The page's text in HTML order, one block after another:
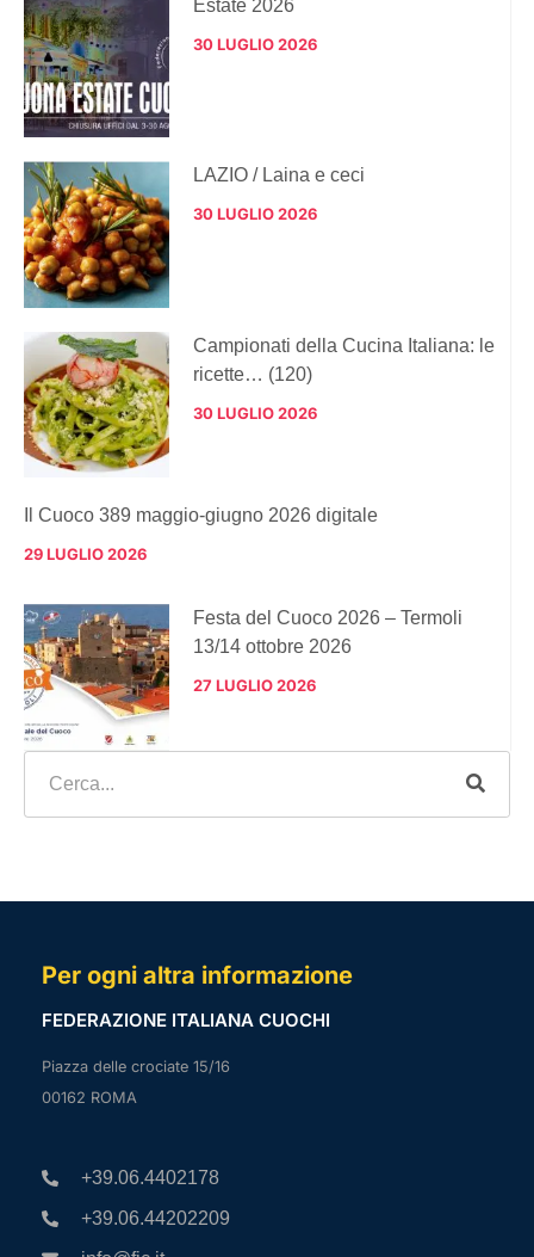
Estate 2026
30 LUGLIO 2026
LAZIO / Laina e ceci
30 LUGLIO 2026
Campionati della Cucina Italiana: le
ricette… (120)
30 LUGLIO 2026
Il Cuoco 389 maggio-giugno 2026 digitale
29 LUGLIO 2026
Festa del Cuoco 2026 – Termoli
13/14 ottobre 2026
27 LUGLIO 2026
Per ogni altra informazione
FEDERAZIONE ITALIANA CUOCHI
Piazza delle crociate 15/16
00162 ROMA
+39.06.4402178
+39.06.44202209